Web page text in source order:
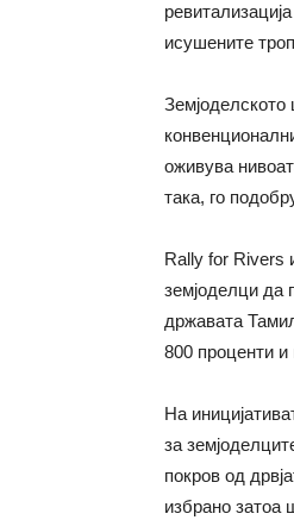
исушените
Земјоделското
оживува
така, го
Rally for Rivers
земјоделци да
државата
800 проценти и
На
за
покров од
избрано затоа